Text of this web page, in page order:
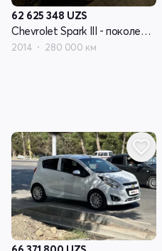
62 625 348 UZS
Chevrolet Spark III - поколение
2014 280 000 км